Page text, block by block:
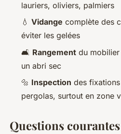
lauriers, oliviers, palmiers
💧 Vidange complète des
éviter les gelées
🛋️ Rangement du
un abri sec
🔩 Inspection des
pergolas, surtout en zone
Questions courantes